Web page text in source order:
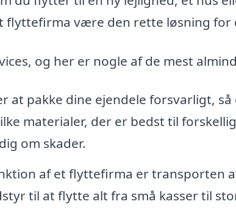
flyttefirma være den rette løsning for
og her er nogle af de mest
at pakke dine ejendele forsvarligt, så
materialer, der er bedst til
om skader.
af et flyttefirma er transporten
til at flytte alt fra små kasser til